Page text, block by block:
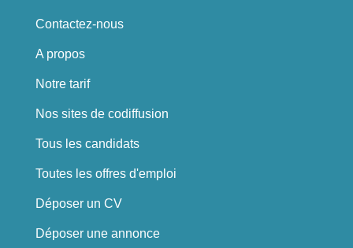
Contactez-nous
A propos
Notre tarif
Nos sites de codiffusion
Tous les candidats
Toutes les offres d'emploi
Déposer un CV
Déposer une annonce